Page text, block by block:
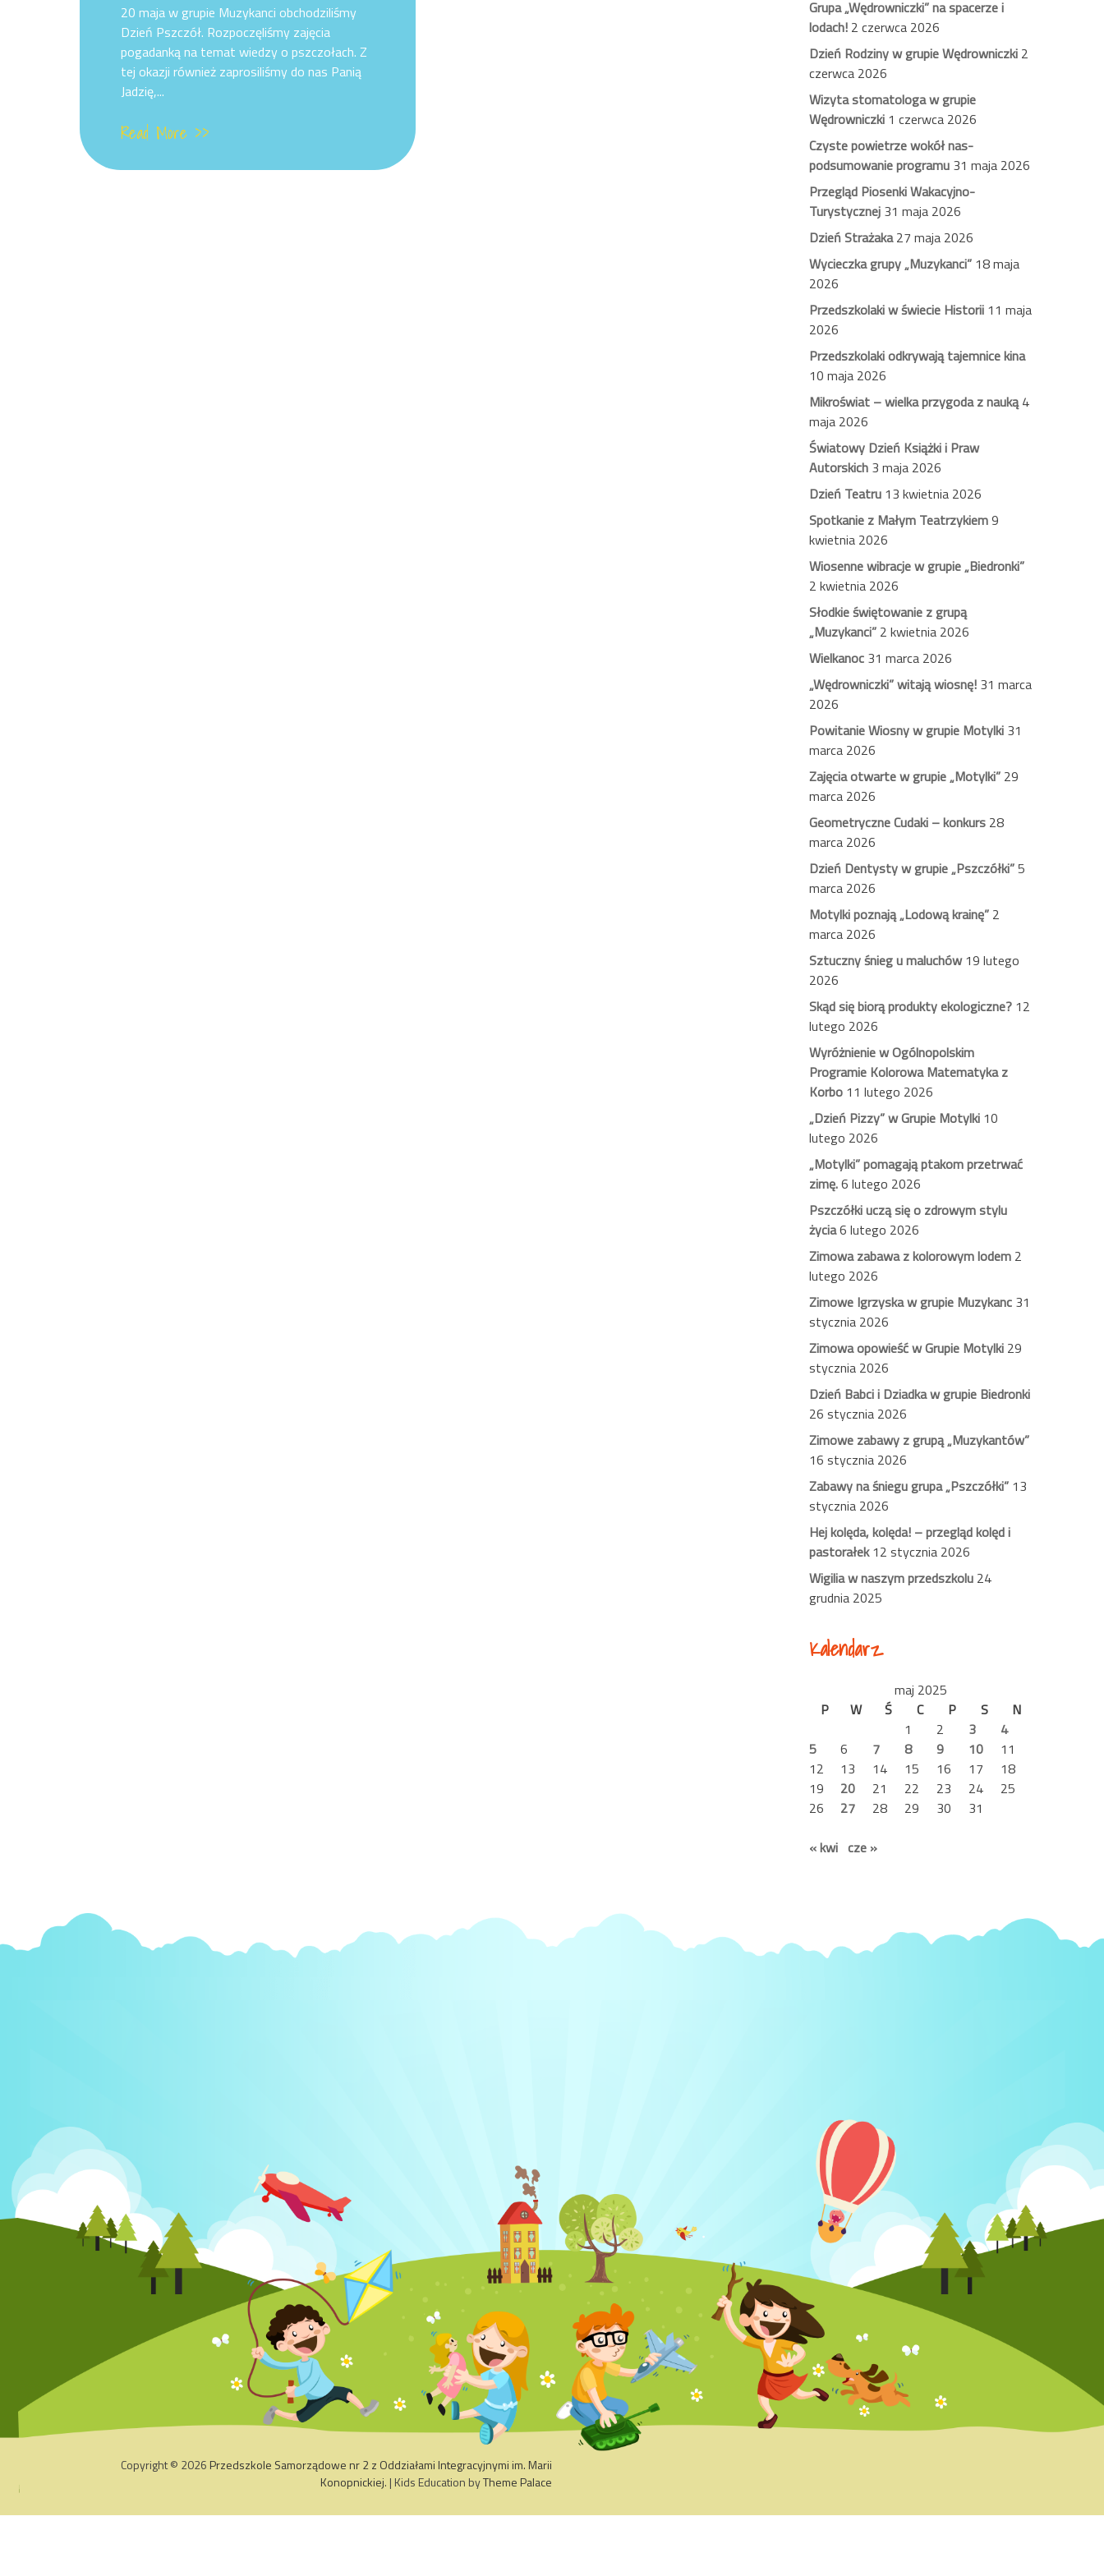
20 maja w grupie Muzykanci obchodziliśmy
Dzień Pszczół. Rozpoczęliśmy zajęcia
pogadanką na temat wiedzy o pszczołach. Z
tej okazji również zaprosiliśmy do nas Panią
Jadzię,...
Read More >>
Grupa „Wędrowniczki” na spacerze i
lodach! 2 czerwca 2026
Dzień Rodziny w grupie Wędrowniczki 2
czerwca 2026
Wizyta stomatologa w grupie
Wędrowniczki 1 czerwca 2026
Czyste powietrze wokół nas-
podsumowanie programu 31 maja 2026
Przegląd Piosenki Wakacyjno-
Turystycznej 31 maja 2026
Dzień Strażaka 27 maja 2026
Wycieczka grupy „Muzykanci” 18 maja
2026
Przedszkolaki w świecie Historii 11 maja
2026
Przedszkolaki odkrywają tajemnice kina
10 maja 2026
Mikroświat – wielka przygoda z nauką 4
maja 2026
Światowy Dzień Książki i Praw
Autorskich 3 maja 2026
Dzień Teatru 13 kwietnia 2026
Spotkanie z Małym Teatrzykiem9
kwietnia 2026
Wiosenne wibracje w grupie „Biedronki”
2 kwietnia 2026
Słodkie świętowanie z grupą
„Muzykanci” 2 kwietnia 2026
Wielkanoc 31 marca 2026
„Wędrowniczki” witają wiosnę! 31 marca
2026
Powitanie Wiosny w grupie Motylki 31
marca 2026
Zajęcia otwarte w grupie „Motylki” 29
marca 2026
Geometryczne Cudaki – konkurs 28
marca 2026
Dzień Dentysty w grupie „Pszczółki”5
marca 2026
Motylki poznają „Lodową krainę” 2
marca 2026
Sztuczny śnieg u maluchów 19 lutego
2026
Skąd się biorą produkty ekologiczne? 12
lutego 2026
Wyróżnienie w Ogólnopolskim
Programie Kolorowa Matematyka z
Korbo 11 lutego 2026
„Dzień Pizzy” w Grupie Motylki 10
lutego 2026
„Motylki” pomagają ptakom przetrwać
zimę.6 lutego 2026
Pszczółki uczą się o zdrowym stylu
życia6 lutego 2026
Zimowa zabawa z kolorowym lodem 2
lutego 2026
Zimowe Igrzyska w grupie Muzykanc 31
stycznia 2026
Zimowa opowieść w Grupie Motylki 29
stycznia 2026
Dzień Babci i Dziadka w grupie Biedronki
26 stycznia 2026
Zimowe zabawy z grupą „Muzykantów”
16 stycznia 2026
Zabawy na śniegu grupa „Pszczółki” 13
stycznia 2026
Hej kolęda, kolęda! – przegląd kolęd i
pastorałek 12 stycznia 2026
Wigilia w naszym przedszkolu 24
grudnia 2025
Kalendarz
maj 2025
P
W Ś C P S
N
1
2 3
4
5
6 7 8 9 10
11
12
13 14 15 16 17
18
19
20 21 22 23 24
25
26
27 28 29 30
31
« kwi cze »
Copyright © 2026 Przedszkole Samorządowe nr 2 z Oddziałami Integracyjnymi im. Marii
Konopnickiej. | Kids Education byTheme Palace